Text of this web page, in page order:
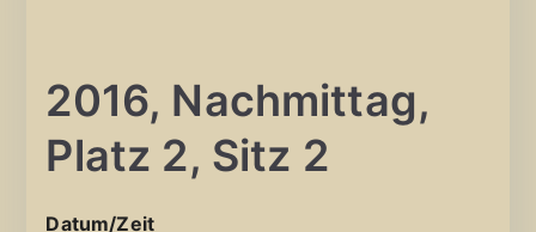
2016, Nachmittag,
Platz 2, Sitz 2
Datum/Zeit